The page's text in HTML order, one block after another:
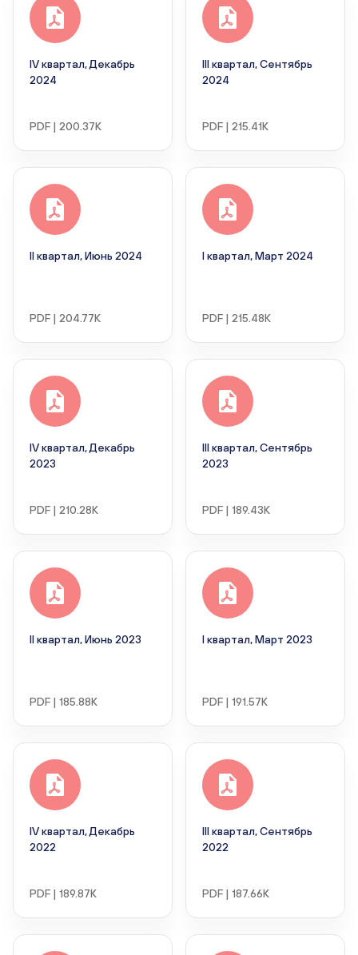
IV квартал, Декабрь
2024
PDF | 200.37K
III квартал, Сентябрь
2024
PDF | 215.41K
II квартал, Июнь 2024
PDF | 204.77K
I квартал, Март 2024
PDF | 215.48K
IV квартал, Декабрь
2023
PDF | 210.28K
III квартал, Сентябрь
2023
PDF | 189.43K
II квартал, Июнь 2023
PDF | 185.88K
I квартал, Март 2023
PDF | 191.57K
IV квартал, Декабрь
2022
PDF | 189.87K
III квартал, Сентябрь
2022
PDF | 187.66K